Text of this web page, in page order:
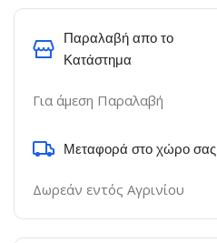
Παραλαβή απο το
Κατάστημα
Για άμεση Παραλαβή
Μεταφορά στο χώρο σας
Δωρεάν εντός Αγρινίου